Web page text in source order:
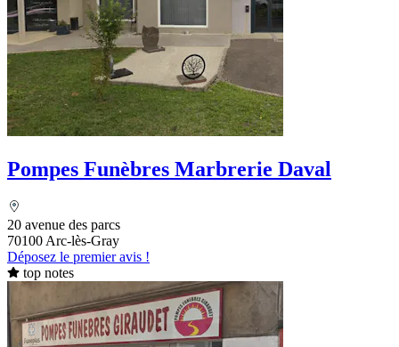
Pompes Funèbres Marbrerie Daval
20 avenue des parcs
70100 Arc-lès-Gray
Déposez le premier avis !
top notes